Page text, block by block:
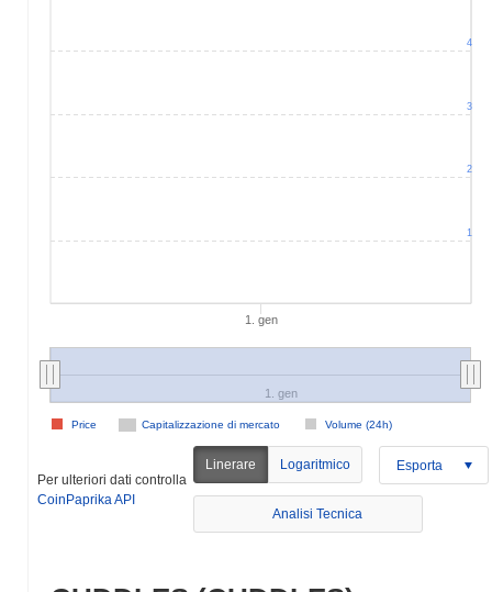
1. gen
Capitalizzazione di mercato Volume (24h)
Price
1. gen
1
2
3
4
Per ulteriori dati controlla
CoinPaprika API
Linerare Logaritmico Esporta
Analisi Tecnica